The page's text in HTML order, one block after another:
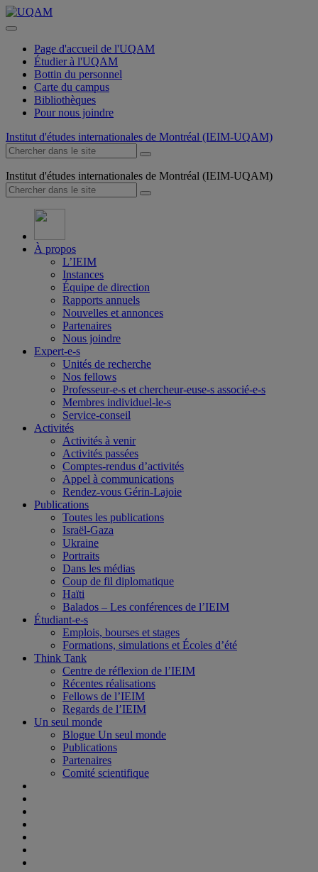
Page d'accueil de l'UQAM
Étudier à l'UQAM
Bottin du personnel
Carte du campus
Bibliothèques
Pour nous joindre
Institut d'études internationales de Montréal (IEIM-UQAM)
Institut d'études internationales de Montréal (IEIM-UQAM)
À propos
L’IEIM
Instances
Équipe de direction
Rapports annuels
Nouvelles et annonces
Partenaires
Nous joindre
Expert-e-s
Unités de recherche
Nos fellows
Professeur-e-s et chercheur-euse-s associé-e-s
Membres individuel-le-s
Service-conseil
Activités
Activités à venir
Activités passées
Comptes-rendus d’activités
Appel à communications
Rendez-vous Gérin-Lajoie
Publications
Toutes les publications
Israël-Gaza
Ukraine
Portraits
Dans les médias
Coup de fil diplomatique
Haïti
Balados – Les conférences de l’IEIM
Étudiant-e-s
Emplois, bourses et stages
Formations, simulations et Écoles d’été
Think Tank
Centre de réflexion de l’IEIM
Récentes réalisations
Fellows de l’IEIM
Regards de l’IEIM
Un seul monde
Blogue Un seul monde
Publications
Partenaires
Comité scientifique